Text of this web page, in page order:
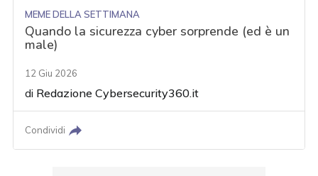
MEME DELLA SETTIMANA
Quando la sicurezza cyber sorprende (ed è un
male)
12 Giu 2026
di Redazione Cybersecurity360.it
Condividi